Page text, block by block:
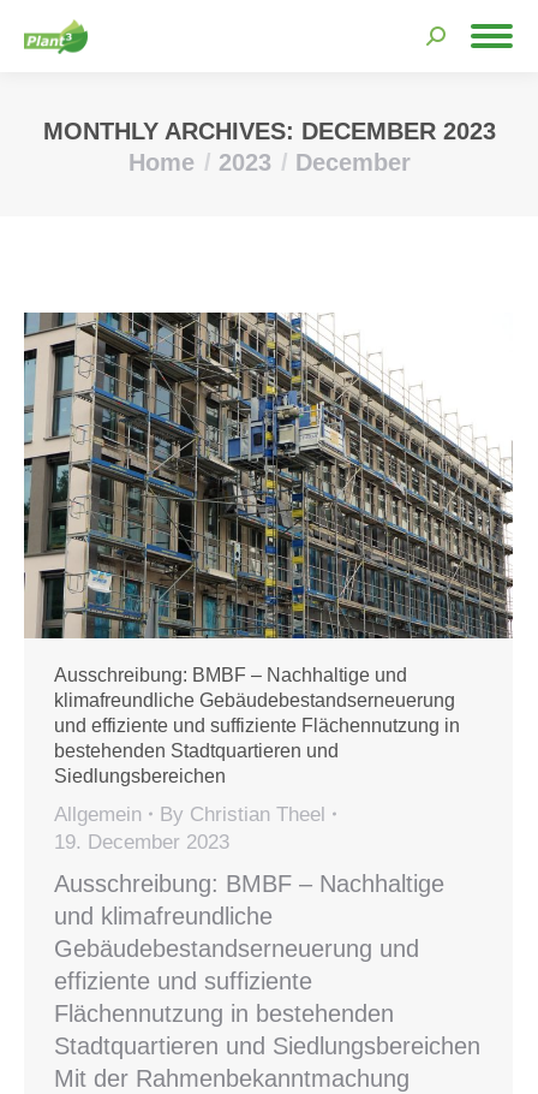
Search:
MONTHLY ARCHIVES: DECEMBER 2023
You are here:
Home 2023 December
Ausschreibung: BMBF – Nachhaltige und
klimafreundliche Gebäudebestandserneuerung
und effiziente und suffiziente Flächennutzung in
bestehenden Stadtquartieren und
Siedlungsbereichen
Allgemein By Christian Theel
19. December 2023
Ausschreibung: BMBF – Nachhaltige
und klimafreundliche
Gebäudebestandserneuerung und
effiziente und suffiziente
Flächennutzung in bestehenden
Stadtquartieren und Siedlungsbereichen
Mit der Rahmenbekanntmachung